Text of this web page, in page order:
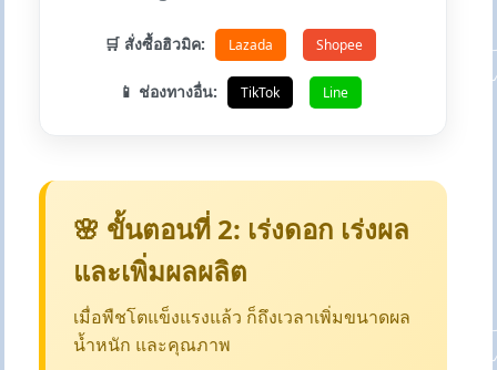
🛒 สั่งซื้อฮิวมิค: Lazada Shopee
📱 ช่องทางอื่น: TikTok Line
🌸 ขั้นตอนที่ 2: เร่งดอก เร่งผล
และเพิ่มผลผลิต
เมื่อพืชโตแข็งแรงแล้ว ก็ถึงเวลาเพิ่มขนาดผล
น้ำหนัก และคุณภาพ